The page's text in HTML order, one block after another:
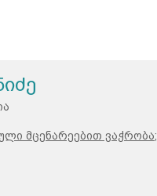
მცენარეებით ვაჭრობა;